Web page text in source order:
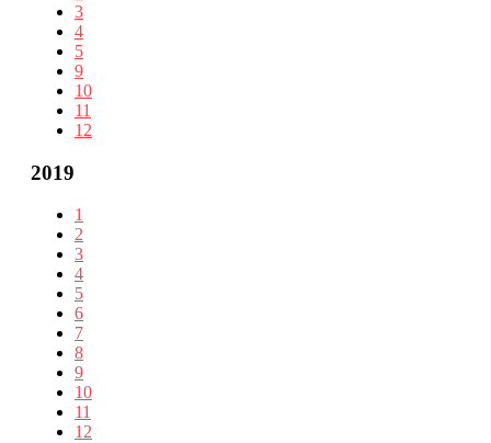
3
4
5
9
10
11
12
2019
1
2
3
4
5
6
7
8
9
10
11
12